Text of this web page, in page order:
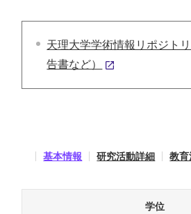
天理大学学術情報リポジト
告書など）
基本情報 研究活動詳細 教
学位